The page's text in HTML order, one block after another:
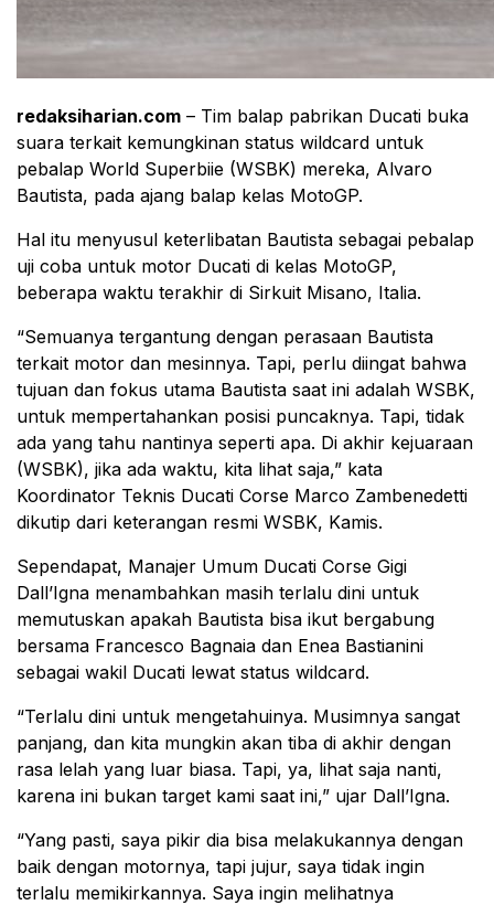
redaksiharian.com – Tim balap pabrikan Ducati buka
suara terkait kemungkinan status wildcard untuk
pebalap World Superbiie (WSBK) mereka, Alvaro
Bautista, pada ajang balap kelas MotoGP.
Hal itu menyusul keterlibatan Bautista sebagai pebalap
uji coba untuk motor Ducati di kelas MotoGP,
beberapa waktu terakhir di Sirkuit Misano, Italia.
“Semuanya tergantung dengan perasaan Bautista
terkait motor dan mesinnya. Tapi, perlu diingat bahwa
tujuan dan fokus utama Bautista saat ini adalah WSBK,
untuk mempertahankan posisi puncaknya. Tapi, tidak
ada yang tahu nantinya seperti apa. Di akhir kejuaraan
(WSBK), jika ada waktu, kita lihat saja,” kata
Koordinator Teknis Ducati Corse Marco Zambenedetti
dikutip dari keterangan resmi WSBK, Kamis.
Sependapat, Manajer Umum Ducati Corse Gigi
Dall’Igna menambahkan masih terlalu dini untuk
memutuskan apakah Bautista bisa ikut bergabung
bersama Francesco Bagnaia dan Enea Bastianini
sebagai wakil Ducati lewat status wildcard.
“Terlalu dini untuk mengetahuinya. Musimnya sangat
panjang, dan kita mungkin akan tiba di akhir dengan
rasa lelah yang luar biasa. Tapi, ya, lihat saja nanti,
karena ini bukan target kami saat ini,” ujar Dall’Igna.
“Yang pasti, saya pikir dia bisa melakukannya dengan
baik dengan motornya, tapi jujur, saya tidak ingin
terlalu memikirkannya. Saya ingin melihatnya